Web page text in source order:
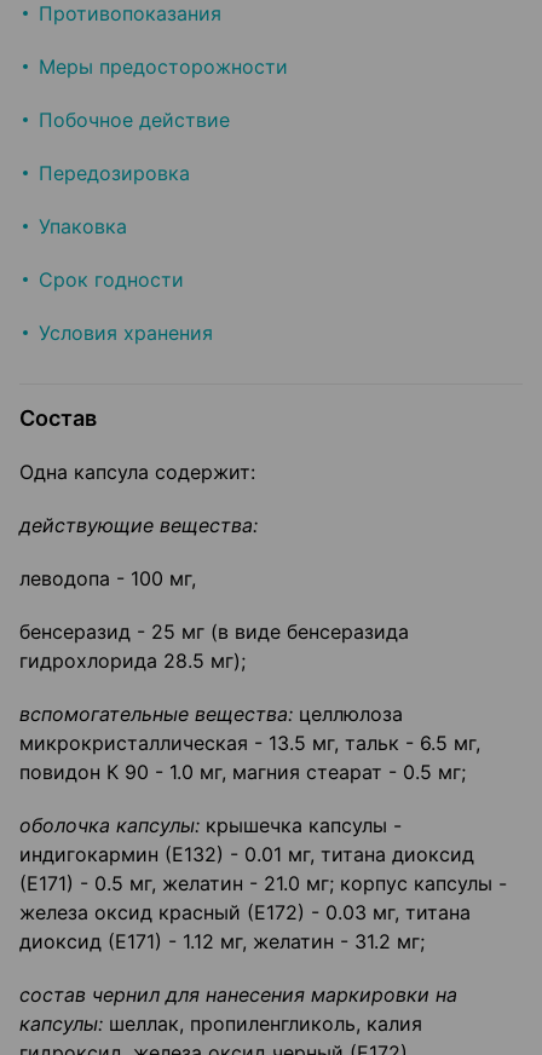
Противопоказания
Меры предосторожности
Побочное действие
Передозировка
Упаковка
Срок годности
Условия хранения
Состав
Одна капсула содержит:
действующие вещества:
леводопа - 100 мг,
бенсеразид - 25 мг (в виде бенсеразида
гидрохлорида 28.5 мг);
вспомогательные вещества: целлюлоза
микрокристаллическая - 13.5 мг, тальк - 6.5 мг,
повидон К 90 - 1.0 мг, магния стеарат - 0.5 мг;
оболочка капсулы: крышечка капсулы -
индигокармин (Е132) - 0.01 мг, титана диоксид
(Е171) - 0.5 мг, желатин - 21.0 мг; корпус капсулы -
железа оксид красный (Е172) - 0.03 мг, титана
диоксид (Е171) - 1.12 мг, желатин - 31.2 мг;
состав чернил для нанесения маркировки на
капсулы: шеллак, пропиленгликоль, калия